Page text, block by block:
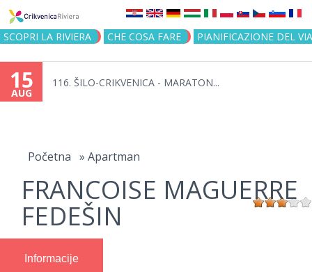
Jump to navigation
SCOPRI LA RIVIERA CHE COSA FARE PIANIFICAZIONE DEL
15
AUG
116. ŠILO-CRIKVENICA - MARATON...
here
Početna » Apartman
FRANCOISE MAGUERRE
FEDEŠIN
Informacije